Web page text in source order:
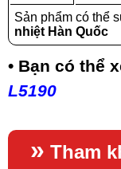
Sản phẩm có thể
nhiệt Hàn Quốc
• Bạn có thể
L5190
» Tham